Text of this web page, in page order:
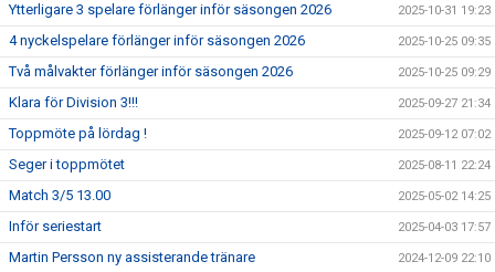
Ytterligare 3 spelare förlänger inför säsongen 2026 2025-10-31 19:23
4 nyckelspelare förlänger inför säsongen 2026 2025-10-25 09:35
Två målvakter förlänger inför säsongen 2026 2025-10-25 09:29
Klara för Division 3!!! 2025-09-27 21:34
Toppmöte på lördag ! 2025-09-12 07:02
Seger i toppmötet 2025-08-11 22:24
Match 3/5 13.00 2025-05-02 14:25
Inför seriestart 2025-04-03 17:57
Martin Persson ny assisterande tränare 2024-12-09 22:10